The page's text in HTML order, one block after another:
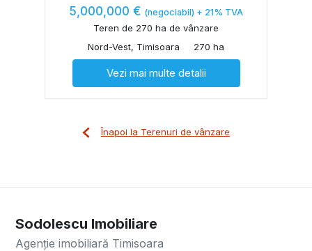
5,000,000 € (negociabil) + 21% TVA
Teren de 270 ha de vânzare
Nord-Vest, Timisoara
270 ha
Vezi mai multe detalii
Înapoi la Terenuri de vânzare
Sodolescu Imobiliare
Agenție imobiliară Timisoara